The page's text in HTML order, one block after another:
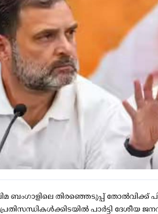
ബംഗാളിലെ തിരഞ്ഞെടുപ്പ്
പാര്‍ട്ടി ദേശീയ